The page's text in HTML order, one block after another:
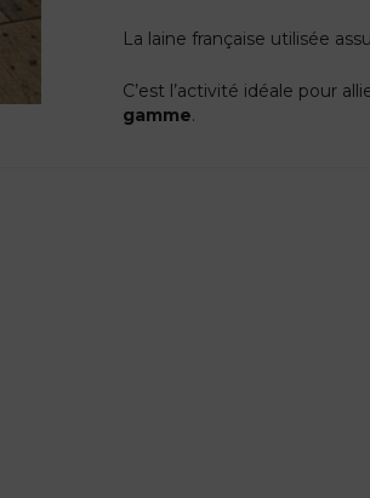
La laine française utilisée
C’est l’activité idéale pour
gamme.